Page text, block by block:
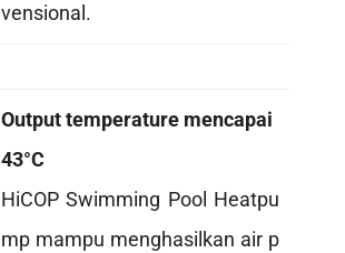
vensional.
Output temperature mencapai
43°C
HiCOP Swimming Pool Heatpu
mp mampu menghasilkan air p